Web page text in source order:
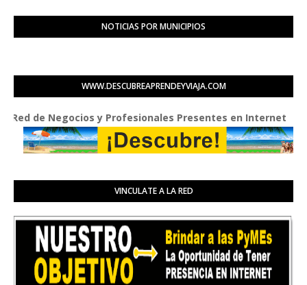
NOTICIAS POR MUNICIPIOS
WWW.DESCUBREAPRENDEYVIAJA.COM
Negocios y Profesionales Presentes en Internet
VINCULATE A LA RED